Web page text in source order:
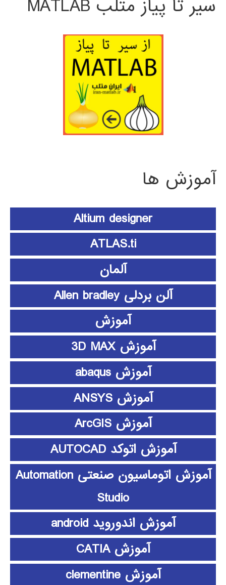
سیر تا پیاز متلب MATLAB
آموزش ها
Altium designer
ATLAS.ti
آلمان
آلن بردلی Allen bradley
آموزش
آموزش 3D MAX
آموزش abaqus
آموزش ANSYS
آموزش ArcGIS
آموزش اتوکد AUTOCAD
آموزش اتوماسیون صنعتی Automation
Studio
آموزش اندوروید android
آموزش CATIA
آموزش clementine